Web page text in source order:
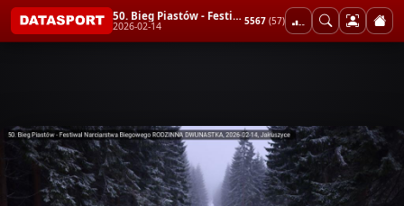
50. Bieg Piastów - Festiwal Narciarstwa Biegowego RODZINNA DWUNASTKA
2026-02-14 5567 (57)